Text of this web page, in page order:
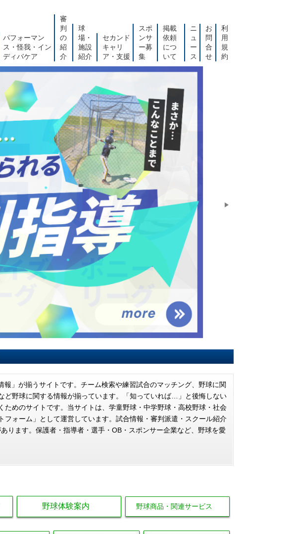
パフォーマン
ス・怪我・イン
ディバケア
審
判
の
紹
介
球
場・
施設
紹介
セカンド
キャリ
ア・支援
スポ
ンサ
ー募
集
掲載
依頼
につ
いて
ニ
ュ
ー
ス
お
問
合
せ
利
用
規
約
2像3
」が揃うサイトです。チーム検索や練習試合のマッチング、野球に関
ど野球に関する情報が揃っています。「知っていれば…」と後悔しない
ためのサイトです。当サイトは、学童野球・中学野球・高校野球・社会
フォーム」として運営しています。試合情報・審判派遣・スクール紹介
ります。保護者・指導者・選手・OB・スポンサー企業など、野球を愛
野球体験案内 野球商品・関連サービス